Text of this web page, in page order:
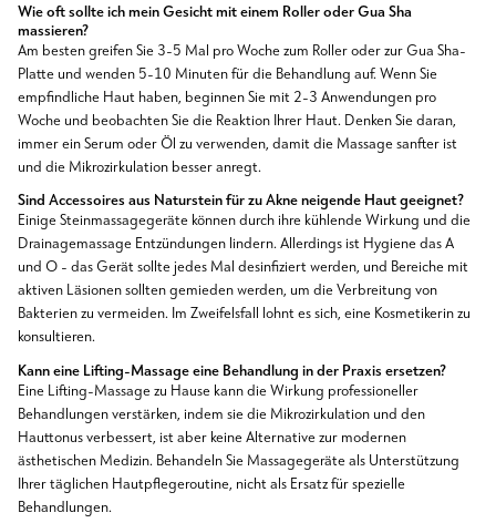
Wie oft sollte ich mein Gesicht mit einem Roller oder Gua Sha
massieren?
Am besten greifen Sie 3-5 Mal pro Woche zum Roller oder zur Gua Sha-
Platte und wenden 5-10 Minuten für die Behandlung auf. Wenn Sie
empfindliche Haut haben, beginnen Sie mit 2-3 Anwendungen pro
Woche und beobachten Sie die Reaktion Ihrer Haut. Denken Sie daran,
immer ein Serum oder Öl zu verwenden, damit die Massage sanfter ist
und die Mikrozirkulation besser anregt.
Sind Accessoires aus Naturstein für zu Akne neigende Haut geeignet?
Einige Steinmassagegeräte können durch ihre kühlende Wirkung und die
Drainagemassage Entzündungen lindern. Allerdings ist Hygiene das A
und O - das Gerät sollte jedes Mal desinfiziert werden, und Bereiche mit
aktiven Läsionen sollten gemieden werden, um die Verbreitung von
Bakterien zu vermeiden. Im Zweifelsfall lohnt es sich, eine Kosmetikerin zu
konsultieren.
Kann eine Lifting-Massage eine Behandlung in der Praxis ersetzen?
Eine Lifting-Massage zu Hause kann die Wirkung professioneller
Behandlungen verstärken, indem sie die Mikrozirkulation und den
Hauttonus verbessert, ist aber keine Alternative zur modernen
ästhetischen Medizin. Behandeln Sie Massagegeräte als Unterstützung
Ihrer täglichen Hautpflegeroutine, nicht als Ersatz für spezielle
Behandlungen.